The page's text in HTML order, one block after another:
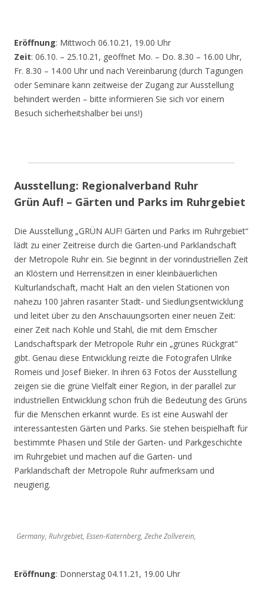
Eröffnung: Mittwoch 06.10.21, 19.00 Uhr
Zeit: 06.10. – 25.10.21, geöffnet Mo. – Do. 8.30 – 16.00 Uhr,
Fr. 8.30 – 14.00 Uhr und nach Vereinbarung (durch Tagungen
oder Seminare kann zeitweise der Zugang zur Ausstellung
behindert werden – bitte informieren Sie sich vor einem
Besuch sicherheitshalber bei uns!)
Ausstellung: Regionalverband Ruhr
Grün Auf! – Gärten und Parks im Ruhrgebiet
Die Ausstellung „GRÜN AUF! Gärten und Parks im Ruhrgebiet“
lädt zu einer Zeitreise durch die Garten-und Parklandschaft
der Metropole Ruhr ein. Sie beginnt in der vorindustriellen Zeit
an Klöstern und Herrensitzen in einer kleinbäuerlichen
Kulturlandschaft, macht Halt an den vielen Stationen von
nahezu 100 Jahren rasanter Stadt- und Siedlungsentwicklung
und leitet über zu den Anschauungsorten einer neuen Zeit:
einer Zeit nach Kohle und Stahl, die mit dem Emscher
Landschaftspark der Metropole Ruhr ein „grünes Rückgrat“
gibt. Genau diese Entwicklung reizte die Fotografen Ulrike
Romeis und Josef Bieker. In ihren 63 Fotos der Ausstellung
zeigen sie die grüne Vielfalt einer Region, in der parallel zur
industriellen Entwicklung schon früh die Bedeutung des Grüns
für die Menschen erkannt wurde. Es ist eine Auswahl der
interessantesten Gärten und Parks. Sie stehen beispielhaft für
bestimmte Phasen und Stile der Garten- und Parkgeschichte
im Ruhrgebiet und machen auf die Garten- und
Parklandschaft der Metropole Ruhr aufmerksam und
neugierig.
Germany, Ruhrgebiet, Essen-Katernberg, Zeche Zollverein,
Eröffnung: Donnerstag 04.11.21, 19.00 Uhr